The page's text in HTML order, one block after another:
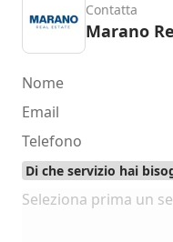
Contatta
Marano